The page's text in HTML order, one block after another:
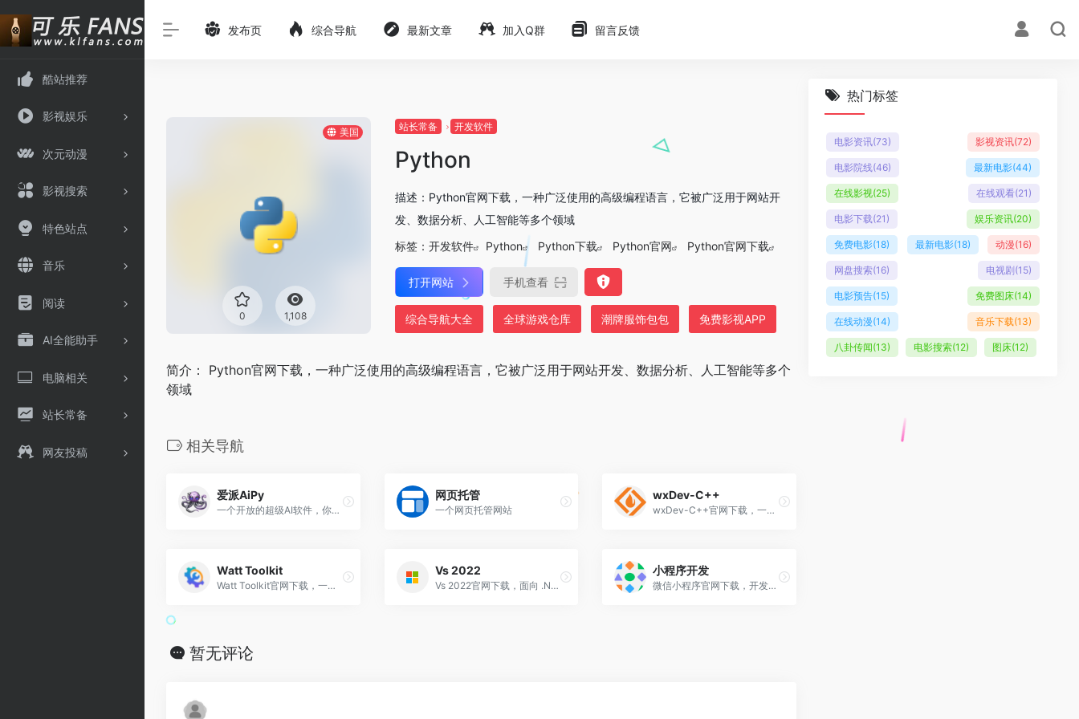
酷站推荐
影视娱乐
次元动漫
影视搜索
特色站点
音乐
阅读
AI全能助手
电脑相关
站长常备
网友投稿
发布页 综合导航 最新文章 加入Q群 留言反馈
美国
0 1,108
站长常备 开发软件
Python
描述：Python官网下载，一种广泛使用的高级编程语言，它被广泛用于网站开
发、数据分析、人工智能等多个领域
标签： 开发软件 Python Python下载 Python官网 Python官网下载
打开网站 手机查看
综合导航大全 全球游戏仓库 潮牌服饰包包 免费影视APP
简介： Python官网下载，一种广泛使用的高级编程语言，它被广泛用于网站开发、数据分析、人工智能等多个
领域
相关导航
爱派AiPy
一个开放的超级AI软件，你说什么，它都能做到，不论是去水印，生产图片、视频等等
网页托管
一个网页托管网站
wxDev-C++
wxDev-C++官网下载，一款基于Dev-C++的集成开发环境（IDE），继承了Dev-C++的简洁高效特性，并引入了直观的对话框设计工具
Watt Toolkit
Watt Toolkit官网下载，一个包含多种Steam工具功能的工具箱
Vs 2022
Vs 2022官网下载，面向 .NET 和 C++ 开发人员的综合性 Windows 版 IDE，可用于构建 Web、云、桌面、移动应用、服务和游戏
小程序开发
微信小程序官网下载，开发工具
暂无评论
热门标签
电影资讯(73) 影视资讯(72)
电影院线(46) 最新电影(44)
在线影视(25) 在线观看(21)
电影下载(21) 娱乐资讯(20)
免费电影(18) 最新电影(18) 动漫(16)
网盘搜索(16) 电视剧(15)
电影预告(15) 免费图床(14)
在线动漫(14) 音乐下载(13)
八卦传闻(13) 电影搜索(12) 图床(12)